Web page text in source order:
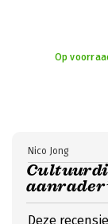
Op
Nico Jong
Deze